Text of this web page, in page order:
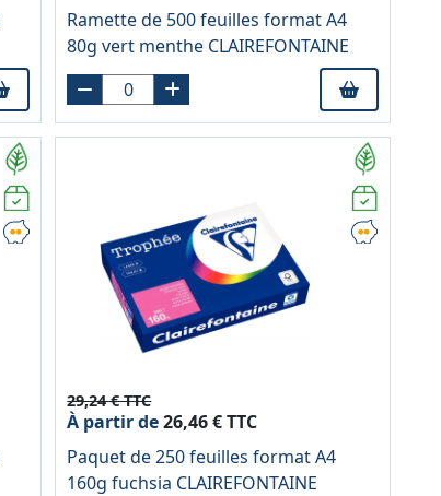
Ramette de 500 feuilles format A4
80g vert menthe CLAIREFONTAINE
29,24 € TTC
À partir de26,46 € TTC
Paquet de 250 feuilles format A4
160g fuchsia CLAIREFONTAINE